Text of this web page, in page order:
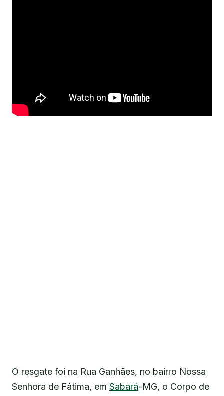
O resgate foi na Rua Ganhães, no bairro Nossa
Senhora de Fátima, em Sabará-MG, o Corpo de